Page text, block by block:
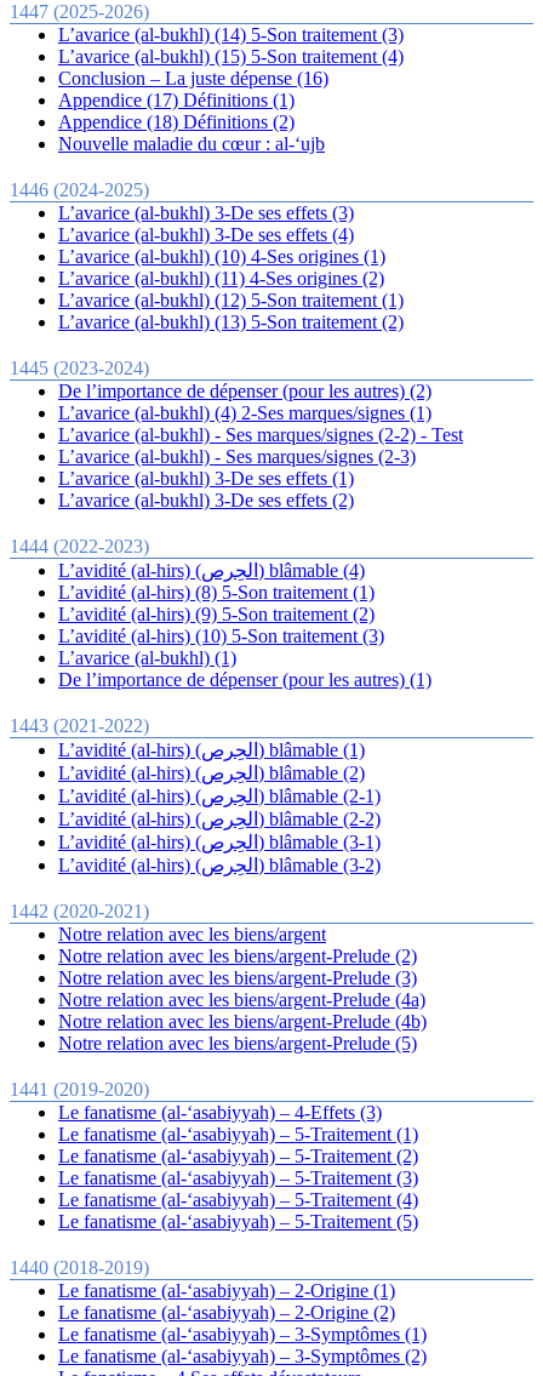
1447 (2025-2026)
L’avarice (al-bukhl) (14) 5-Son traitement (3)
L’avarice (al-bukhl) (15) 5-Son traitement (4)
Conclusion – La juste dépense (16)
Appendice (17) Définitions (1)
Appendice (18) Définitions (2)
Nouvelle maladie du cœur : al-‘ujb
1446 (2024-2025)
L’avarice (al-bukhl) 3-De ses effets (3)
L’avarice (al-bukhl) 3-De ses effets (4)
L’avarice (al-bukhl) (10) 4-Ses origines (1)
L’avarice (al-bukhl) (11) 4-Ses origines (2)
L’avarice (al-bukhl) (12) 5-Son traitement (1)
L’avarice (al-bukhl) (13) 5-Son traitement (2)
1445 (2023-2024)
De l’importance de dépenser (pour les autres) (2)
L’avarice (al-bukhl) (4) 2-Ses marques/signes (1)
L’avarice (al-bukhl) - Ses marques/signes (2-2) - Test
L’avarice (al-bukhl) - Ses marques/signes (2-3)
L’avarice (al-bukhl) 3-De ses effets (1)
L’avarice (al-bukhl) 3-De ses effets (2)
1444 (2022-2023)
L’avidité (al-hirs) (الحِرص) blâmable (4)
L’avidité (al-hirs) (8) 5-Son traitement (1)
L’avidité (al-hirs) (9) 5-Son traitement (2)
L’avidité (al-hirs) (10) 5-Son traitement (3)
L’avarice (al-bukhl) (1)
De l’importance de dépenser (pour les autres) (1)
1443 (2021-2022)
L’avidité (al-hirs) (الحِرص) blâmable (1)
L’avidité (al-hirs) (الحِرص) blâmable (2)
L’avidité (al-hirs) (الحِرص) blâmable (2-1)
L’avidité (al-hirs) (الحِرص) blâmable (2-2)
L’avidité (al-hirs) (الحِرص) blâmable (3-1)
L’avidité (al-hirs) (الحِرص) blâmable (3-2)
1442 (2020-2021)
Notre relation avec les biens/argent
Notre relation avec les biens/argent-Prelude (2)
Notre relation avec les biens/argent-Prelude (3)
Notre relation avec les biens/argent-Prelude (4a)
Notre relation avec les biens/argent-Prelude (4b)
Notre relation avec les biens/argent-Prelude (5)
1441 (2019-2020)
Le fanatisme (al-‘asabiyyah) – 4-Effets (3)
Le fanatisme (al-‘asabiyyah) – 5-Traitement (1)
Le fanatisme (al-‘asabiyyah) – 5-Traitement (2)
Le fanatisme (al-‘asabiyyah) – 5-Traitement (3)
Le fanatisme (al-‘asabiyyah) – 5-Traitement (4)
Le fanatisme (al-‘asabiyyah) – 5-Traitement (5)
1440 (2018-2019)
Le fanatisme (al-‘asabiyyah) – 2-Origine (1)
Le fanatisme (al-‘asabiyyah) – 2-Origine (2)
Le fanatisme (al-‘asabiyyah) – 3-Symptômes (1)
Le fanatisme (al-‘asabiyyah) – 3-Symptômes (2)